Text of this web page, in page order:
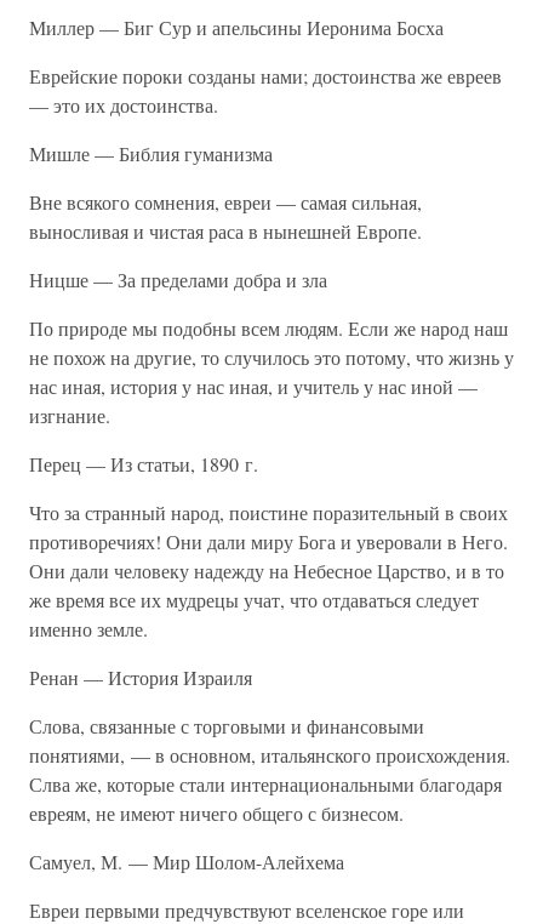
Миллер — Биг Сур и апельсины Иеронима Босха
Еврейские пороки созданы нами; достоинства же евреев
— это их достоинства.
Мишле — Библия гуманизма
Вне всякого сомнения, евреи — самая сильная,
выносливая и чистая раса в нынешней Европе.
Ницше — За пределами добра и зла
По природе мы подобны всем людям. Если же народ наш
не похож на другие, то случилось это потому, что жизнь у
нас иная, история у нас иная, и учитель у нас иной —
изгнание.
Перец — Из статьи, 1890 г.
Что за странный народ, поистине поразительный в своих
противоречиях! Они дали миру Бога и уверовали в Него.
Они дали человеку надежду на Небесное Царство, и в то
же время все их мудрецы учат, что отдаваться следует
именно земле.
Ренан — История Израиля
Слова, связанные с торговыми и финансовыми
понятиями, — в основном, итальянского происхождения.
Слва же, которые стали интернациональными благодаря
евреям, не имеют ничего общего с бизнесом.
Самуел, М. — Мир Шолом-Алейхема
Евреи первыми предчувствуют вселенское горе или